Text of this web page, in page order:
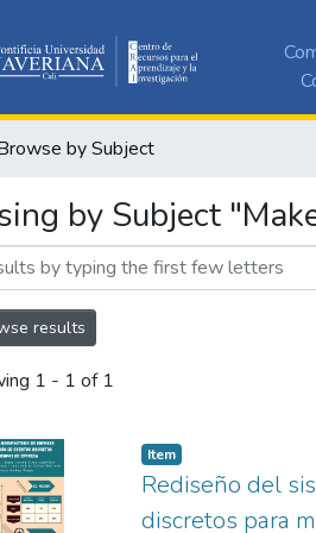
by Subject
by Subject
results
1 - 1 of 1
Item
Rediseño del
discretos para